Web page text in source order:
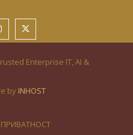
Enterprise IT, AI &
by INHOST